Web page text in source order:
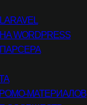
WORDPRESS
МАТЕРИАЛОВ